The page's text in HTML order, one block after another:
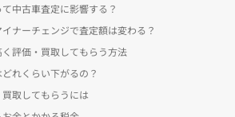
中古車査定に影響する？
ナーチェンジで査定額は変わる？
評価・買取してもらう方法
れくらい下がるの？
取してもらうには